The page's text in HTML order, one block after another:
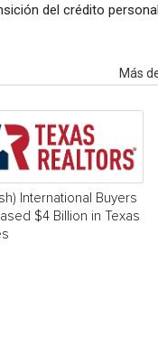
del crédito
Más
International Buyers
$4 Billion in Texas